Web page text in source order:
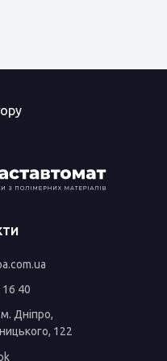
40
Дніпро,
122